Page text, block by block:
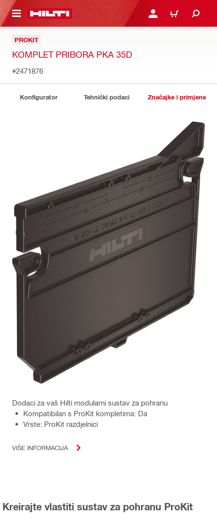
GLAVNI SADRŽAJ PRIJAVI SE ILI SE
KOŠARICA
PROKIT
KOMPLET PRIBORA PKA 35D
#2471876
Konfigurator Tehnički podaci Značajke i primjene
Dodaci za vaš Hilti modularni sustav za pohranu
Kompatibilan s ProKit kompletima: Da
Vrste: ProKit razdjelnici
VIŠE INFORMACIJA
Kreirajte vlastiti sustav za pohranu ProKit